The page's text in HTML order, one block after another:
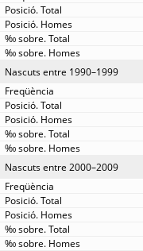
Nascuts entre 1990–1999
Nascuts entre 2000–2009